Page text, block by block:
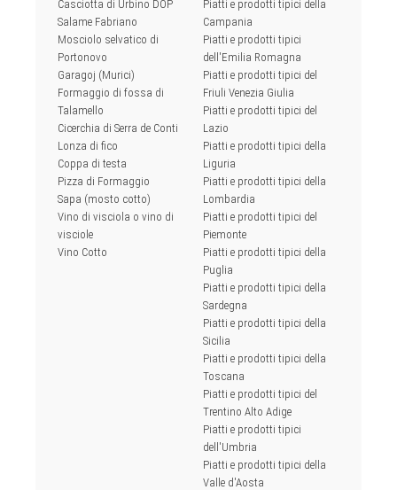
Casciotta di Urbino DOP
Salame Fabriano
Mosciolo selvatico di
Portonovo
Garagoj (Murici)
Formaggio di fossa di
Talamello
Cicerchia di Serra de Conti
Lonza di fico
Coppa di testa
Pizza di Formaggio
Sapa (mosto cotto)
Vino di visciola o vino di
visciole
Vino Cotto
Piatti e prodotti tipici della
Campania
Piatti e prodotti tipici
dell'Emilia Romagna
Piatti e prodotti tipici del
Friuli Venezia Giulia
Piatti e prodotti tipici del
Lazio
Piatti e prodotti tipici della
Liguria
Piatti e prodotti tipici della
Lombardia
Piatti e prodotti tipici del
Piemonte
Piatti e prodotti tipici della
Puglia
Piatti e prodotti tipici della
Sardegna
Piatti e prodotti tipici della
Sicilia
Piatti e prodotti tipici della
Toscana
Piatti e prodotti tipici del
Trentino Alto Adige
Piatti e prodotti tipici
dell'Umbria
Piatti e prodotti tipici della
Valle d'Aosta